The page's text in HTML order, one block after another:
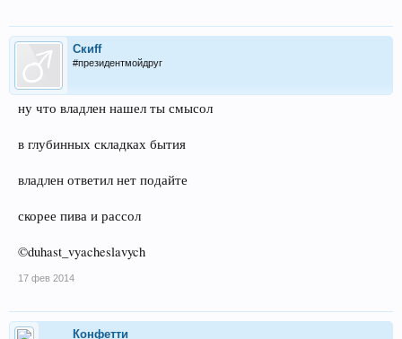
Скиff
#президентмойдруг
ну что владлен нашел ты смысол
в глубинных складках бытия
владлен ответил нет подайте
скорее пива и рассол
©duhast_vyacheslavych
17 фев 2014
Конфетти